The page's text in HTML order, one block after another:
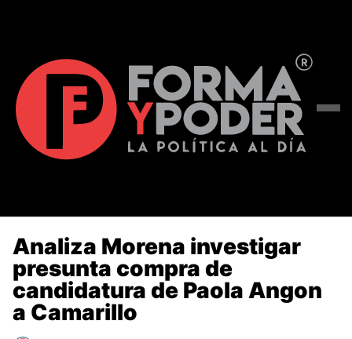
Analiza Morena investigar
presunta compra de
candidatura de Paola Angon
a Camarillo